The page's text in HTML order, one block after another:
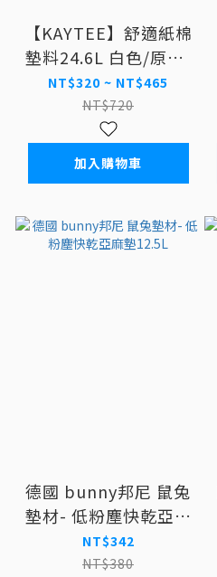
【KAYTEE】舒適紙棉
墊料24.6L 白色/原味/
紫羅蘭/薰衣草/五彩/
藍色
NT$320 ~ NT$465
NT$720
加入購物車
德國 bunny邦尼 鼠兔
墊材- 低粉塵快乾亞麻
墊12.5L
NT$342
NT$380